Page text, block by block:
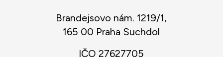
Brandejsovo nám. 1219/1,
165 00 Praha Suchdol
IČO 27627705